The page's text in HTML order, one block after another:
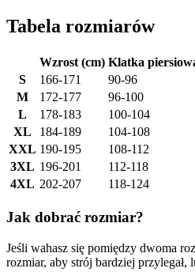
Tabela rozmiarów
Wzrost (cm) Klatka
S
166-171 90-96
M
172-177 96-100
L
178-183 100-104
XL
184-189 104-108
XXL 190-195 108-112
3XL 196-201 112-118
4XL 202-207 118-124
Jak dobrać rozmiar?
Jeśli wahasz się pomiędzy dwoma
rozmiar, aby strój bardziej przylegał,